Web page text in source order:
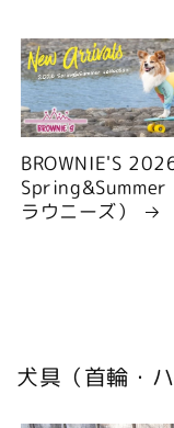
BROWNIE'S
Spring&Summer
ラウニーズ）
犬具（首輪・